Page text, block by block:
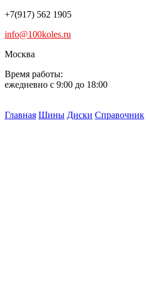
+7(917) 562 1905
info@100koles.ru
Москва
Время работы:
ежедневно с 9:00 до 18:00
Главная Шины Диски Справочник